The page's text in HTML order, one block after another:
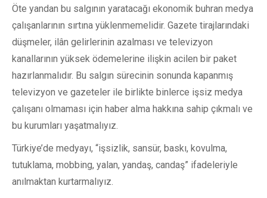
Öte yandan bu salgının yaratacağı ekonomik buhran medya
çalışanlarının sırtına yüklenmemelidir. Gazete tirajlarındaki
düşmeler, ilân gelirlerinin azalması ve televizyon
kanallarının yüksek ödemelerine ilişkin acilen bir paket
hazırlanmalıdır. Bu salgın sürecinin sonunda kapanmış
televizyon ve gazeteler ile birlikte binlerce işsiz medya
çalışanı olmaması için haber alma hakkına sahip çıkmalı ve
bu kurumları yaşatmalıyız.
Türkiye’de medyayı, “işsizlik, sansür, baskı, kovulma,
tutuklama, mobbing, yalan, yandaş, candaş” ifadeleriyle
anılmaktan kurtarmalıyız.